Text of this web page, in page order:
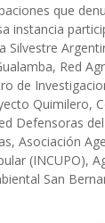
que
instancia
Silvestre
Red
de
Quimilero,
Defensoras
Asociación
(INCUPO),
San